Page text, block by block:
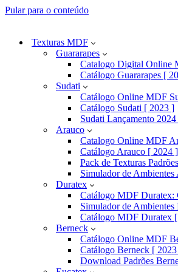
Pular para o conteúdo
Texturas MDF
Guararapes
Catalogo Digital Online
Catálogo Guararapes [
Sudati
Catálogo Online MDF
Catálogo Sudati [ 2023 ]
Sudati Lançamento
Arauco
Catalogo Online MDF
Catálogo Arauco [ 2024
Pack de Texturas
Simulador de
Duratex
Catálogo MDF Duratex:
Simulador de Ambientes
Catálogo MDF Duratex
Berneck
Catálogo Online MDF
Catálogo Berneck [
Download Padrões